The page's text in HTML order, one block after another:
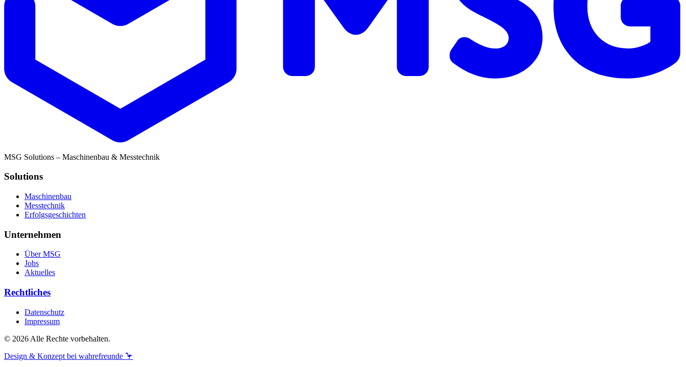
MSG Solutions – Maschinenbau & Messtechnik
Solutions
Maschinenbau
Messtechnik
Erfolgsgeschichten
Unternehmen
Über MSG
Jobs
Aktuelles
Rechtliches
Datenschutz
Impressum
© 2026 Alle Rechte vorbehalten.
Design & Konzept bei wahrefreunde 🦩